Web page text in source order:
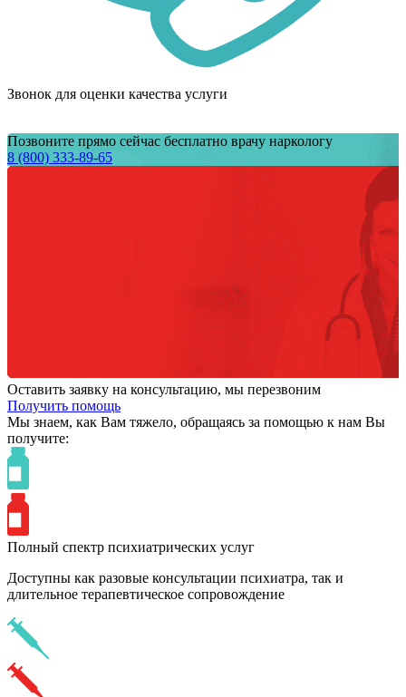
Звонок для оценки качества услуги
Позвоните прямо сейчас бесплатно врачу наркологу
8 (800) 333-89-65
Оставить заявку на консультацию, мы перезвоним
Получить помощь
Мы знаем, как Вам тяжело, обращаясь за помощью к нам Вы
получите:
Полный спектр психиатрических услуг
Доступны как разовые консультации психиатра, так и
длительное терапевтическое сопровождение